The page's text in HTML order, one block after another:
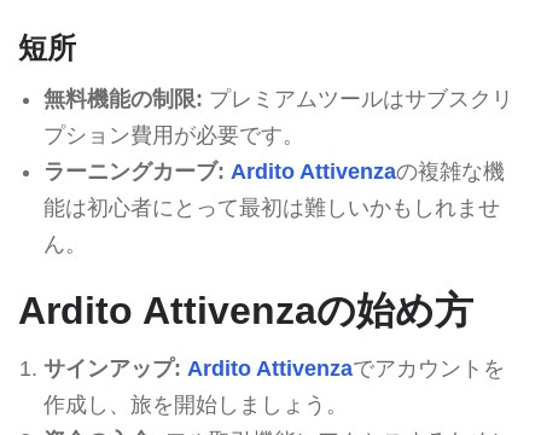
短所
無料機能の制限: プレミアムツールはサブスクリ
プション費用が必要です。
ラーニングカーブ: Ardito Attivenzaの複雑な機
能は初心者にとって最初は難しいかもしれませ
ん。
Ardito Attivenzaの始め方
サインアップ: Ardito Attivenzaでアカウントを
作成し、旅を開始しましょう。